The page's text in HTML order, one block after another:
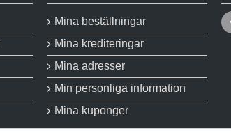
Mina beställningar
Mina krediteringar
Mina adresser
Min personliga information
Mina kuponger